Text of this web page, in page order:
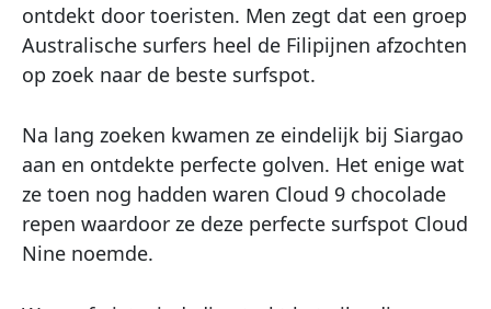
ontdekt door toeristen. Men zegt dat een groep
Australische surfers heel de Filipijnen afzochten
op zoek naar de beste surfspot.
Na lang zoeken kwamen ze eindelijk bij Siargao
aan en ontdekte perfecte golven. Het enige wat
ze toen nog hadden waren Cloud 9 chocolade
repen waardoor ze deze perfecte surfspot Cloud
Nine noemde.